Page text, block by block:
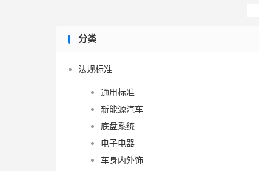
分类
法规标准
通用标准
新能源汽车
底盘系统
电子电器
车身内外饰